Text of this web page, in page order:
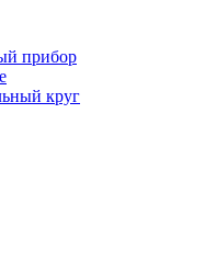
прибор
круг